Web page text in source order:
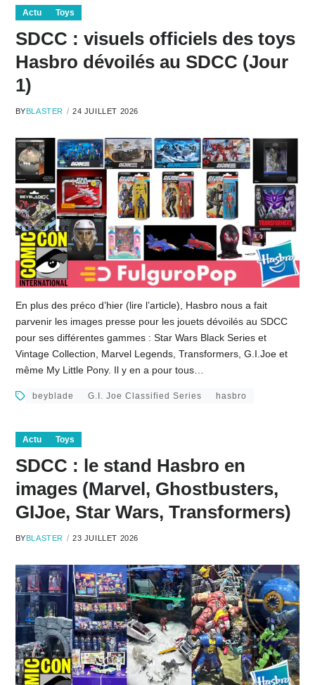
Actu Toys
SDCC : visuels officiels des toys
Hasbro dévoilés au SDCC (Jour
1)
BYBLASTER 24 JUILLET 2026
En plus des préco d’hier (lire l’article), Hasbro nous a fait
parvenir les images presse pour les jouets dévoilés au SDCC
pour ses différentes gammes : Star Wars Black Series et
Vintage Collection, Marvel Legends, Transformers, G.I.Joe et
même My Little Pony. Il y en a pour tous…
beyblade G.I. Joe Classified Series hasbro
Actu Toys
SDCC : le stand Hasbro en
images (Marvel, Ghostbusters,
GIJoe, Star Wars, Transformers)
BYBLASTER 23 JUILLET 2026